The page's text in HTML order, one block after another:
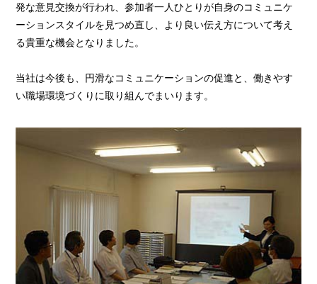
発な意見交換が行われ、参加者一人ひとりが自身のコミュニケ
ーションスタイルを見つめ直し、より良い伝え方について考え
る貴重な機会となりました。
当社は今後も、円滑なコミュニケーションの促進と、働きやす
い職場環境づくりに取り組んでまいります。